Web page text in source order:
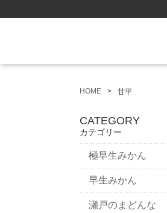
HOME 甘平
CATEGORY
カテゴリー
極早生みかん
早生みかん
瀬戸のまどんな